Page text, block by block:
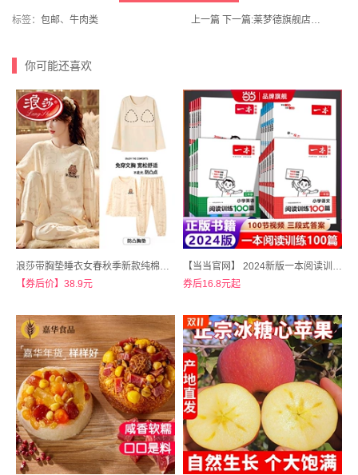
标签： 包邮、 牛肉类 上一篇 下一篇: 莱梦德旗舰店！亲子装纯棉【宝宝绒】龙年拜年服
你可能还喜欢
浪莎带胸垫睡衣女春秋季新款纯棉长袖套装
【券后价】38.9元
【当当官网】 2024新版一本阅读训练100篇/计算能力训练/英语同步强化真题80篇
券后16.8元起